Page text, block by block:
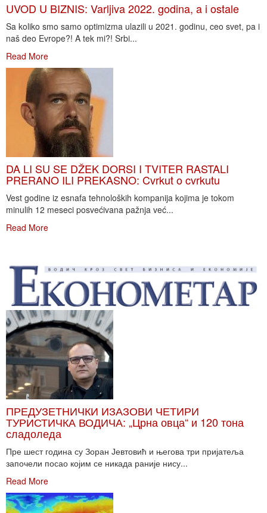
UVOD U BIZNIS: Varljiva 2022. godina, a i ostale
Sa koliko smo samo optimizma ulazili u 2021. godinu, ceo svet, pa i
naš deo Evrope?! A tek mi?! Srbi...
Read More
DA LI SU SE DŽEK DORSI I TVITER RASTALI
PRERANO ILI PREKASNO: Cvrkut o cvrkutu
Vest godine iz esnafa tehnoloških kompanija kojima je tokom
minulih 12 meseci posvećivana pažnja već...
Read More
ПРЕДУЗЕТНИЧКИ ИЗАЗОВИ ЧЕТИРИ
ТУРИСТИЧКА ВОДИЧА: „Црна овца“ и 120 тона
сладоледа
Пре шест година су Зоран Јевтовић и његова три пријатеља
започели посао којим се никада раније нису...
Read More